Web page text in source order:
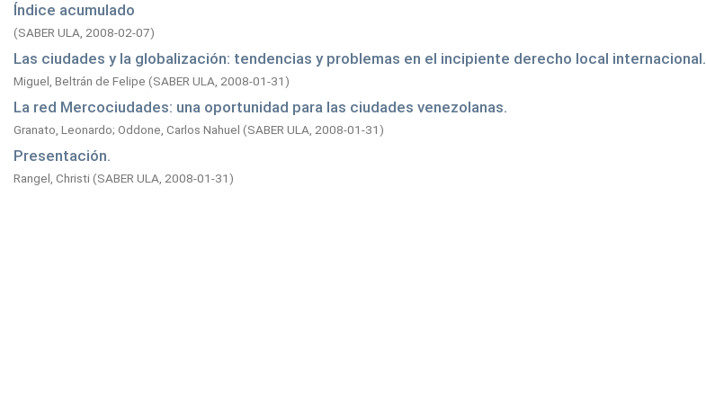
Índice acumulado
(SABER ULA, 2008-02-07)
Las ciudades y la globalización: tendencias y problemas en el incipiente derecho local internacional.
Miguel, Beltrán de Felipe (SABER ULA, 2008-01-31)
La red Mercociudades: una oportunidad para las ciudades venezolanas.
Granato, Leonardo; Oddone, Carlos Nahuel (SABER ULA, 2008-01-31)
Presentación.
Rangel, Christi(SABER ULA, 2008-01-31)